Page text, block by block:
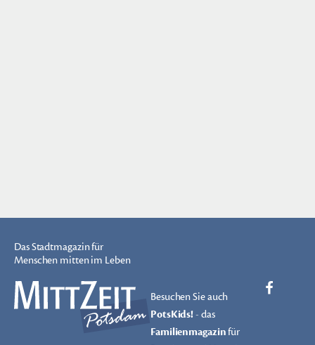
Das Stadtmagazin für
Menschen mitten im Leben
Besuchen Sie auch
PotsKids!- das
Familienmagazinfür